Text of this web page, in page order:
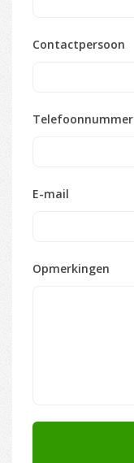
Contactpersoon
Telefoonnummer
E-mail
Opmerkingen